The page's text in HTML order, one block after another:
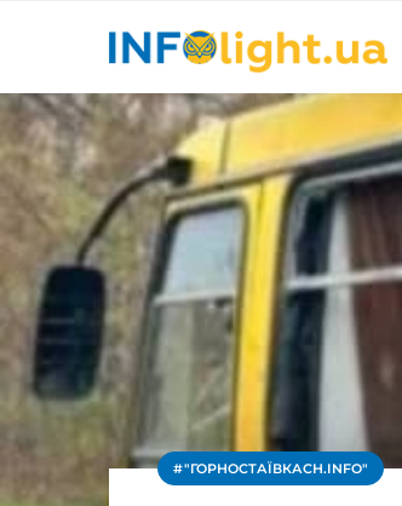
"ГОРНОСТАЇВКАСН.INFO"